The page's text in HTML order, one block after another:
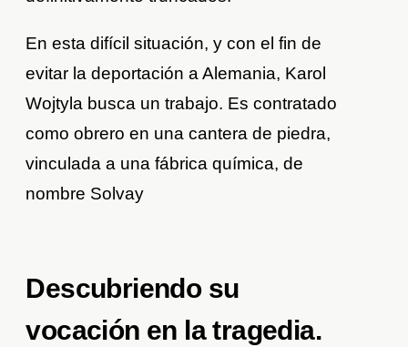
En esta difícil situación, y con el fin de
evitar la deportación a Alemania, Karol
Wojtyla busca un trabajo. Es contratado
como obrero en una cantera de piedra,
vinculada a una fábrica química, de
nombre Solvay
Descubriendo su
vocación en la tragedia.